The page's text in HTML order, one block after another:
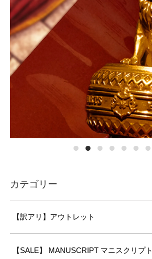
カテゴリー
【訳アリ】アウトレット
【SALE】 MANUSCRIPT マニスクリプト